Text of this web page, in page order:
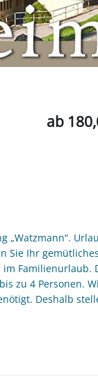
ab
„Watzmann“.
Sie Ihr
im Familienurlaub.
zu 4 Personen.
Deshalb